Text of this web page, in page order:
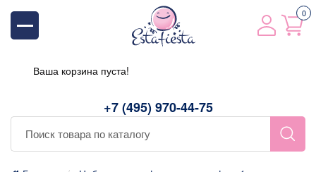
+7 (495) 970-44-75
0
Ваша корзина пуста!